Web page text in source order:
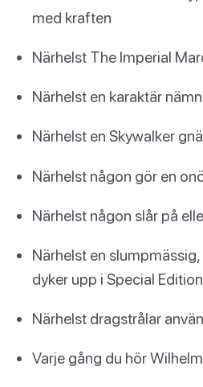
med kraften
Närhelst The Imperial
Närhelst en karaktär
Närhelst en Skywalker
Närhelst någon gör en
Närhelst någon slår på
Närhelst en
dyker upp i Special Edition
Närhelst dragstrålar
Varje gång du hör